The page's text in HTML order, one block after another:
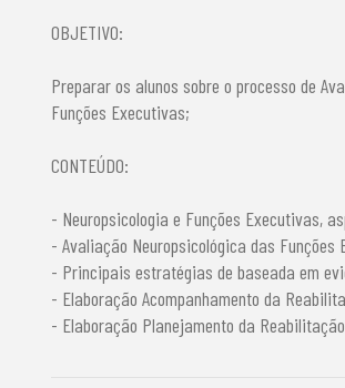
OBJETIVO:
Preparar os alunos sobre o processo de
Funções Executivas;
CONTEÚDO:
- Neuropsicologia e Funções Executivas,
- Avaliação Neuropsicológica das Funções
- Principais estratégias de baseada em
- Elaboração Acompanhamento da
- Elaboração Planejamento da